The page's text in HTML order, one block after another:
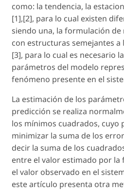
como: la tendencia, la
[1],[2], para lo cual existen
siendo una, la formulación
con estructuras semejantes a
[3], para lo cual es necesario
parámetros del modelo
fenómeno presente en el
La estimación de los
predicción se realiza
los mínimos cuadrados, cuyo
minimizar la suma de los
decir la suma de los
entre el valor estimado por
el valor observado en el
este artículo presenta otra